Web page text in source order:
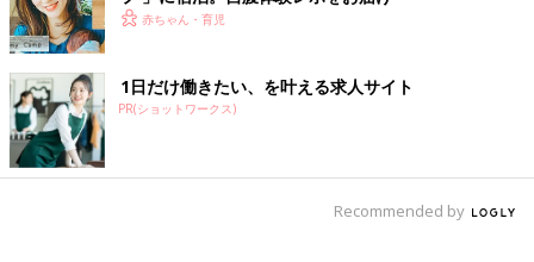
赤ちゃん・育児
1日だけ働きたい、を叶える求人サイト
PR(ショットワークス)
Recommended by